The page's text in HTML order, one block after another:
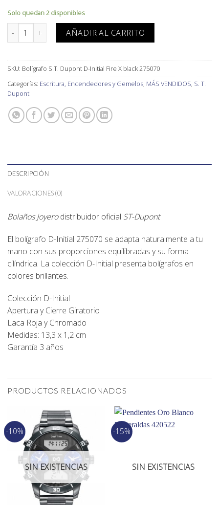
Solo quedan 2 disponibles
Bolígrafo S.T. Dupont D-Initial Fire X black 275070 cantidad
AÑADIR AL CARRITO
SKU: Bolígrafo S.T. Dupont D-Initial Fire X black 275070
Categorías: Escritura, Encendedores y Gemelos, MÁS VENDIDOS, S. T.
Dupont
DESCRIPCIÓN
VALORACIONES (0)
Bolaños Joyerodistribuidor oficial ST-Dupont
El bolígrafo D-Initial 275070 se adapta naturalmente a tu
mano con sus proporciones equilibradas y su forma
cilíndrica. La colección D-Initial presenta bolígrafos en
colores brillantes.
Colección D-Initial
Apertura y Cierre Giratorio
Laca Roja y Chromado
Medidas: 13,3 x 1,2 cm
Garantía 3 años
PRODUCTOS RELACIONADOS
-10%
SIN EXISTENCIAS
-15%
SIN EXISTENCIAS